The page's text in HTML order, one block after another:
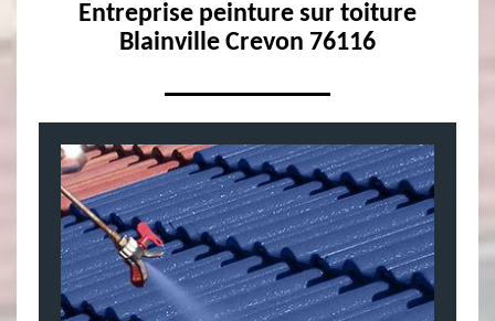
Entreprise peinture sur toiture
Blainville Crevon 76116